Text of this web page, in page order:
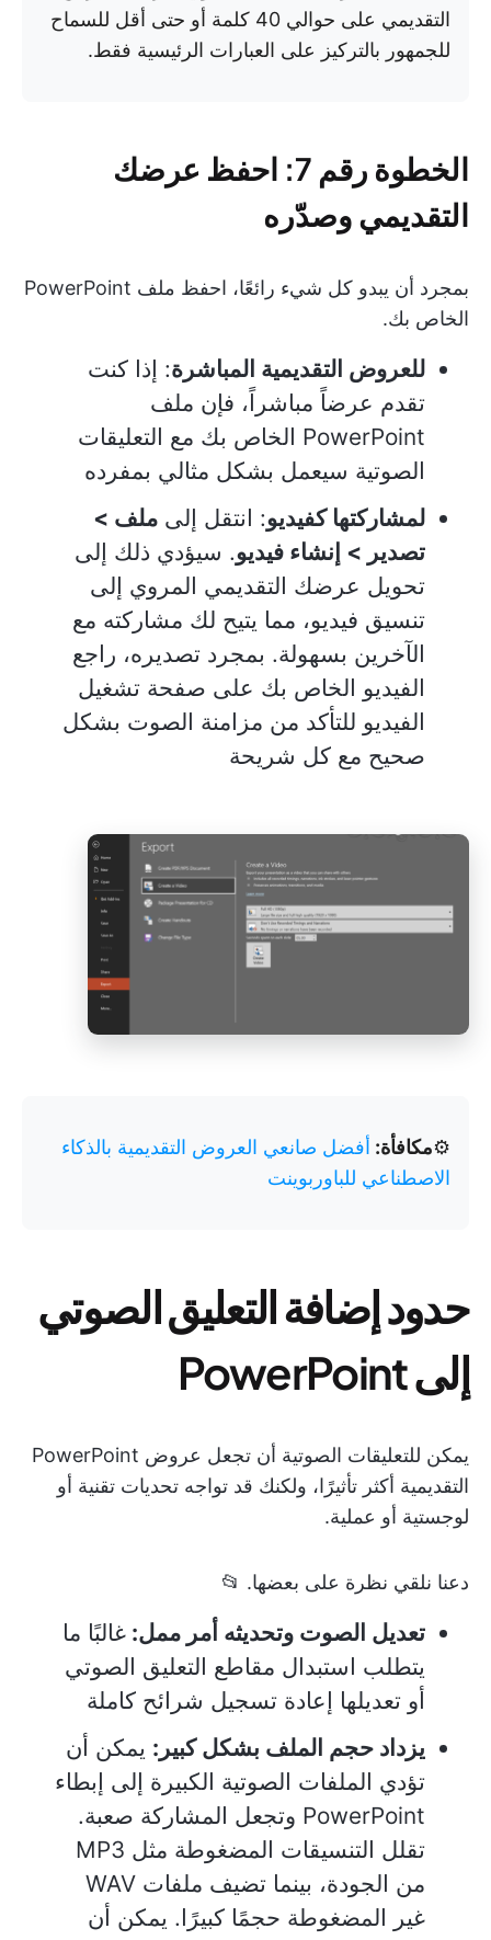
التقديمي على حوالي 40 كلمة أو حتى أقل للسماح
للجمهور بالتركيز على العبارات الرئيسية فقط.
الخطوة رقم 7: احفظ عرضك
التقديمي وصدّره
بمجرد أن يبدو كل شيء رائعًا، احفظ ملف PowerPoint
الخاص بك.
للعروض التقديمية المباشرة: إذا كنت
تقدم عرضاً مباشراً، فإن ملف
PowerPoint الخاص بك مع التعليقات
الصوتية سيعمل بشكل مثالي بمفرده
لمشاركتها كفيديو: انتقل إلى ملف >
تصدير > إنشاء فيديو. سيؤدي ذلك إلى
تحويل عرضك التقديمي المروي إلى
تنسيق فيديو، مما يتيح لك مشاركته مع
الآخرين بسهولة. بمجرد تصديره، راجع
الفيديو الخاص بك على صفحة تشغيل
الفيديو للتأكد من مزامنة الصوت بشكل
صحيح مع كل شريحة
⚙️مكافأة: أفضل صانعي العروض التقديمية بالذكاء
الاصطناعي للباوربوينت
حدود إضافة التعليق الصوتي
إلى PowerPoint
يمكن للتعليقات الصوتية أن تجعل عروض PowerPoint
التقديمية أكثر تأثيرًا، ولكنك قد تواجه تحديات تقنية أو
لوجستية أو عملية.
دعنا نلقي نظرة على بعضها. 📂
تعديل الصوت وتحديثه أمر ممل: غالبًا ما
يتطلب استبدال مقاطع التعليق الصوتي
أو تعديلها إعادة تسجيل شرائح كاملة
يزداد حجم الملف بشكل كبير: يمكن أن
تؤدي الملفات الصوتية الكبيرة إلى إبطاء
PowerPoint وتجعل المشاركة صعبة.
تقلل التنسيقات المضغوطة مثل MP3
من الجودة، بينما تضيف ملفات WAV
غير المضغوطة حجمًا كبيرًا. يمكن أن